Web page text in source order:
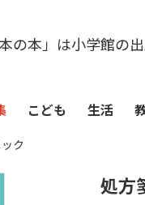
本の本」は小学館の
こども 生活
ク
処方